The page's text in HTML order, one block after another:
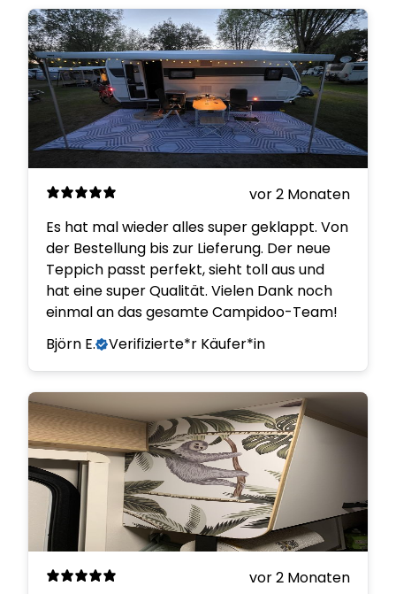
vor 2 Monaten
Es hat mal wieder alles super geklappt. Von
der Bestellung bis zur Lieferung. Der neue
Teppich passt perfekt, sieht toll aus und
hat eine super Qualität. Vielen Dank noch
einmal an das gesamte Campidoo-Team!
Björn E.
Verifizierte*r Käufer*in
vor 2 Monaten